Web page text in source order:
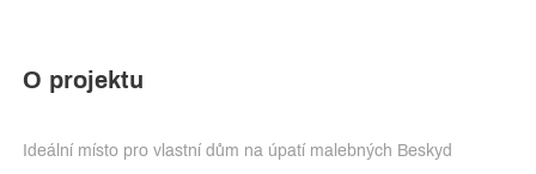
O projektu
Ideální místo pro vlastní dům na úpatí malebných Beskyd